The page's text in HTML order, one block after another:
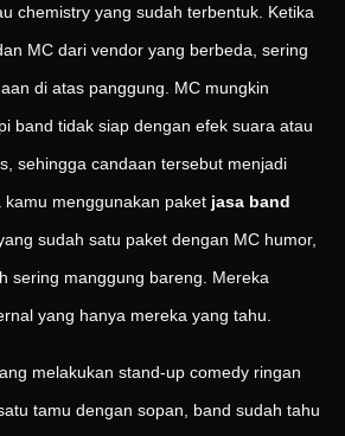
chemistry yang sudah terbentuk. Ketika
MC dari vendor yang berbeda, sering
di atas panggung. MC mungkin
band tidak siap dengan efek suara atau
sehingga candaan tersebut menjadi
menggunakan paket jasa band
sudah satu paket dengan MC humor,
sering manggung bareng. Mereka
yang hanya mereka yang tahu.
melakukan stand-up comedy ringan
tamu dengan sopan, band sudah tahu